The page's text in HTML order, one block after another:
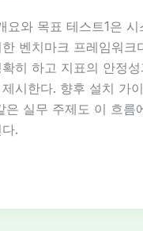
요와 목표 테스트1은 시
벤치마크 프레임워크
히 하고 지표의 안정
시한다. 향후 설치 가
은 실무 주제도 이 흐름
.